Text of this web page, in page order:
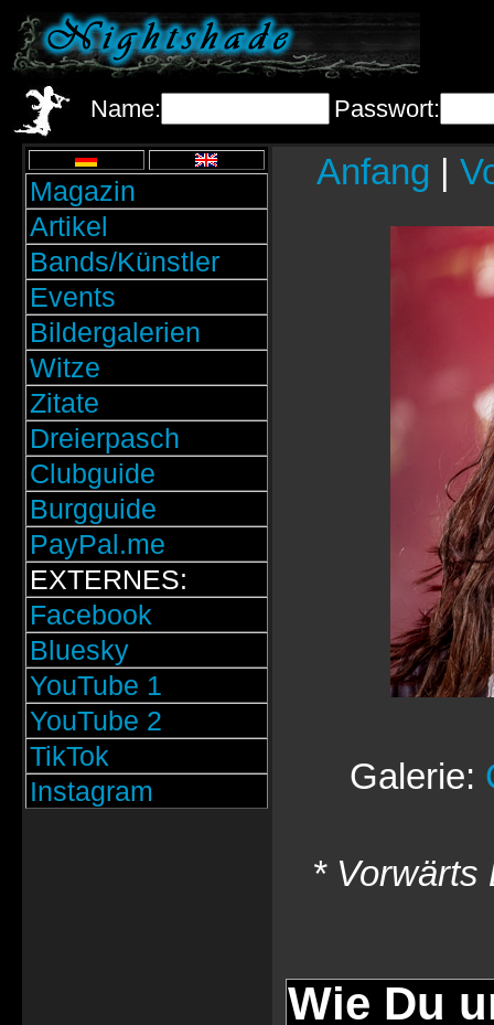
Name: Passwort:
Magazin
Artikel
Bands/Künstler
Events
Bildergalerien
Witze
Zitate
Dreierpasch
Clubguide
Burgguide
PayPal.me
EXTERNES:
Facebook
Bluesky
YouTube 1
YouTube 2
TikTok
Instagram
Anfang |
Galerie:
* Vorwärts
Wie Du